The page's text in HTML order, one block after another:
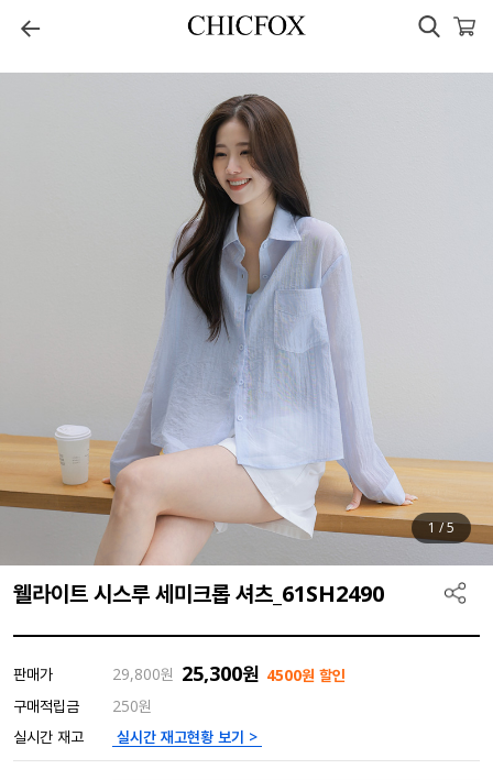
1/5
웰라이트 시스루 세미크롭 셔츠_61SH2490
판매가 29,800원 25,300원 4500원 할인
구매적립금
250원
실시간 재고
실시간 재고현황 보기 >